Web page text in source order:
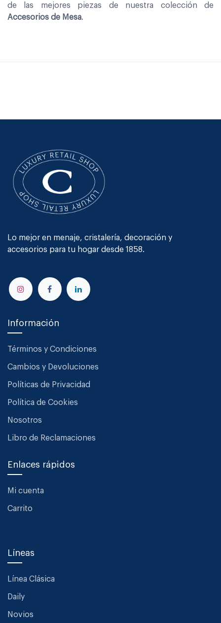
de las mejores piezas de nuestra colección de
Accesorios de Mesa.
Lo mejor en menaje, cristalería, decoración y
accesorios para tu hogar desde 1858.
Información
Términos y Condiciones
Cambios y Devoluciones
Políticas de Privacidad
Política de Cookies
Nosotros
Libro de Reclamaciones
Enlaces rápidos
Mi cuenta
Carrito
Líneas
Línea Clásica
Daily
Novios